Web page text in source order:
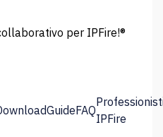
per IPFire!®
GuideFAQ
IPFire